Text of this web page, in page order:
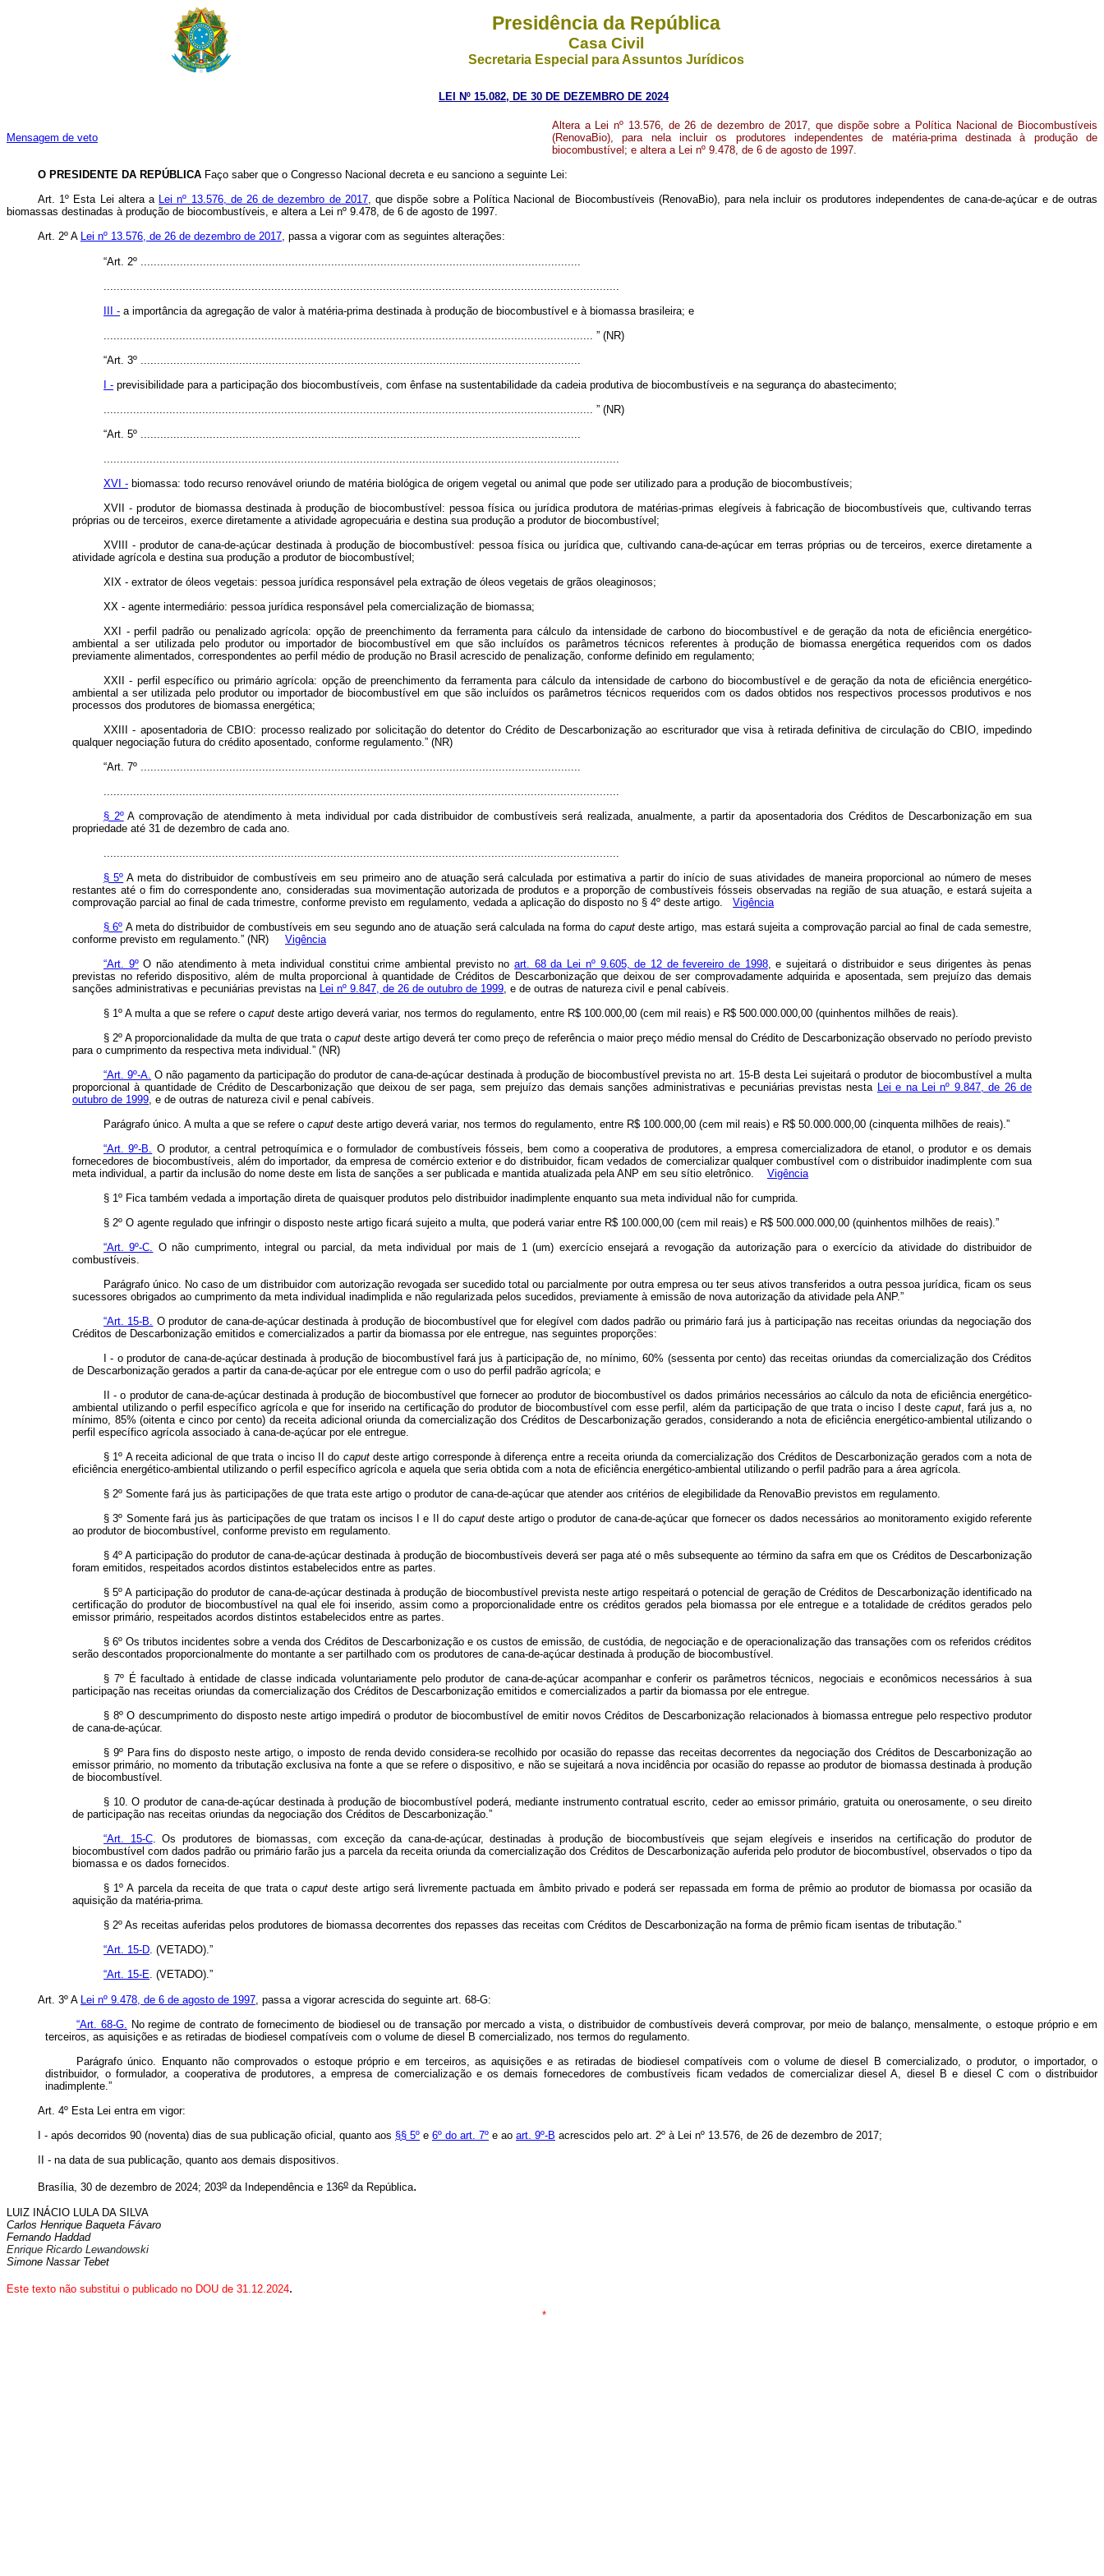
Presidência da República
Casa Civil
Secretaria Especial para Assuntos Jurídicos
LEI Nº 15.082, DE 30 DE DEZEMBRO DE 2024
Mensagem de veto
Altera a Lei nº 13.576, de 26 de dezembro de 2017, que dispõe sobre a Política Nacional de Biocombustíveis
(RenovaBio), para nela incluir os produtores independentes de matéria-prima destinada à produção de
biocombustível; e altera a Lei nº 9.478, de 6 de agosto de 1997.
O PRESIDENTE DA REPÚBLICA Faço saber que o Congresso Nacional decreta e eu sanciono a seguinte Lei:
Art. 1º Esta Lei altera a Lei nº 13.576, de 26 de dezembro de 2017, que dispõe sobre a Política Nacional de Biocombustíveis (RenovaBio), para nela incluir os produtores independentes de cana-de-açúcar e de outras
biomassas destinadas à produção de biocombustíveis, e altera a Lei nº 9.478, de 6 de agosto de 1997.
Art. 2º A Lei nº 13.576, de 26 de dezembro de 2017, passa a vigorar com as seguintes alterações:
“Art. 2º ......................................................................................................................................
.............................................................................................................................................................
III - a importância da agregação de valor à matéria-prima destinada à produção de biocombustível e à biomassa brasileira; e
..................................................................................................................................................... ” (NR)
“Art. 3º ......................................................................................................................................
I - previsibilidade para a participação dos biocombustíveis, com ênfase na sustentabilidade da cadeia produtiva de biocombustíveis e na segurança do abastecimento;
..................................................................................................................................................... ” (NR)
“Art. 5º ......................................................................................................................................
.............................................................................................................................................................
XVI - biomassa: todo recurso renovável oriundo de matéria biológica de origem vegetal ou animal que pode ser utilizado para a produção de biocombustíveis;
XVII - produtor de biomassa destinada à produção de biocombustível: pessoa física ou jurídica produtora de matérias-primas elegíveis à fabricação de biocombustíveis que, cultivando terras
próprias ou de terceiros, exerce diretamente a atividade agropecuária e destina sua produção a produtor de biocombustível;
XVIII - produtor de cana-de-açúcar destinada à produção de biocombustível: pessoa física ou jurídica que, cultivando cana-de-açúcar em terras próprias ou de terceiros, exerce diretamente a
atividade agrícola e destina sua produção a produtor de biocombustível;
XIX - extrator de óleos vegetais: pessoa jurídica responsável pela extração de óleos vegetais de grãos oleaginosos;
XX - agente intermediário: pessoa jurídica responsável pela comercialização de biomassa;
XXI - perfil padrão ou penalizado agrícola: opção de preenchimento da ferramenta para cálculo da intensidade de carbono do biocombustível e de geração da nota de eficiência energético-
ambiental a ser utilizada pelo produtor ou importador de biocombustível em que são incluídos os parâmetros técnicos referentes à produção de biomassa energética requeridos com os dados
previamente alimentados, correspondentes ao perfil médio de produção no Brasil acrescido de penalização, conforme definido em regulamento;
XXII - perfil específico ou primário agrícola: opção de preenchimento da ferramenta para cálculo da intensidade de carbono do biocombustível e de geração da nota de eficiência energético-
ambiental a ser utilizada pelo produtor ou importador de biocombustível em que são incluídos os parâmetros técnicos requeridos com os dados obtidos nos respectivos processos produtivos e nos
processos dos produtores de biomassa energética;
XXIII - aposentadoria de CBIO: processo realizado por solicitação do detentor do Crédito de Descarbonização ao escriturador que visa à retirada definitiva de circulação do CBIO, impedindo
qualquer negociação futura do crédito aposentado, conforme regulamento.” (NR)
“Art. 7º ......................................................................................................................................
.............................................................................................................................................................
§ 2ºA comprovação de atendimento à meta individual por cada distribuidor de combustíveis será realizada, anualmente, a partir da aposentadoria dos Créditos de Descarbonização em sua
propriedade até 31 de dezembro de cada ano.
.............................................................................................................................................................
§ 5º A meta do distribuidor de combustíveis em seu primeiro ano de atuação será calculada por estimativa a partir do início de suas atividades de maneira proporcional ao número de meses
restantes até o fim do correspondente ano, consideradas sua movimentação autorizada de produtos e a proporção de combustíveis fósseis observadas na região de sua atuação, e estará sujeita a
comprovação parcial ao final de cada trimestre, conforme previsto em regulamento, vedada a aplicação do disposto no § 4º deste artigo. Vigência
§ 6º A meta do distribuidor de combustíveis em seu segundo ano de atuação será calculada na forma do caputdeste artigo, mas estará sujeita a comprovação parcial ao final de cada semestre,
conforme previsto em regulamento.” (NR) Vigência
“Art. 9ºO não atendimento à meta individual constitui crime ambiental previsto noart. 68 da Lei nº 9.605, de 12 de fevereiro de 1998, e sujeitará o distribuidor e seus dirigentes às penas
previstas no referido dispositivo, além de multa proporcional à quantidade de Créditos de Descarbonização que deixou de ser comprovadamente adquirida e aposentada, sem prejuízo das demais
sanções administrativas e pecuniárias previstas na Lei nº 9.847, de 26 de outubro de 1999, e de outras de natureza civil e penal cabíveis.
§ 1º A multa a que se refere o caput deste artigo deverá variar, nos termos do regulamento, entre R$ 100.000,00 (cem mil reais) e R$ 500.000.000,00 (quinhentos milhões de reais).
§ 2º A proporcionalidade da multa de que trata o caput deste artigo deverá ter como preço de referência o maior preço médio mensal do Crédito de Descarbonização observado no período previsto
para o cumprimento da respectiva meta individual.” (NR)
“Art. 9º-A. O não pagamento da participação do produtor de cana-de-açúcar destinada à produção de biocombustível prevista no art. 15-B desta Lei sujeitará o produtor de biocombustível a multa
proporcional à quantidade de Crédito de Descarbonização que deixou de ser paga, sem prejuízo das demais sanções administrativas e pecuniárias previstas nesta Lei e na Lei nº 9.847, de 26 de
outubro de 1999, e de outras de natureza civil e penal cabíveis.
Parágrafo único. A multa a que se refere o caput deste artigo deverá variar, nos termos do regulamento, entre R$ 100.000,00 (cem mil reais) e R$ 50.000.000,00 (cinquenta milhões de reais).”
“Art. 9º-B. O produtor, a central petroquímica e o formulador de combustíveis fósseis, bem como a cooperativa de produtores, a empresa comercializadora de etanol, o produtor e os demais
fornecedores de biocombustíveis, além do importador, da empresa de comércio exterior e do distribuidor, ficam vedados de comercializar qualquer combustível com o distribuidor inadimplente com sua
meta individual, a partir da inclusão do nome deste em lista de sanções a ser publicada e mantida atualizada pela ANP em seu sítio eletrônico. Vigência
§ 1º Fica também vedada a importação direta de quaisquer produtos pelo distribuidor inadimplente enquanto sua meta individual não for cumprida.
§ 2º O agente regulado que infringir o disposto neste artigo ficará sujeito a multa, que poderá variar entre R$ 100.000,00 (cem mil reais) e R$ 500.000.000,00 (quinhentos milhões de reais).”
“Art. 9º-C. O não cumprimento, integral ou parcial, da meta individual por mais de 1 (um) exercício ensejará a revogação da autorização para o exercício da atividade do distribuidor de
combustíveis.
Parágrafo único. No caso de um distribuidor com autorização revogada ser sucedido total ou parcialmente por outra empresa ou ter seus ativos transferidos a outra pessoa jurídica, ficam os seus
sucessores obrigados ao cumprimento da meta individual inadimplida e não regularizada pelos sucedidos, previamente à emissão de nova autorização da atividade pela ANP.”
“Art. 15-B. O produtor de cana-de-açúcar destinada à produção de biocombustível que for elegível com dados padrão ou primário fará jus à participação nas receitas oriundas da negociação dos
Créditos de Descarbonização emitidos e comercializados a partir da biomassa por ele entregue, nas seguintes proporções:
I - o produtor de cana-de-açúcar destinada à produção de biocombustível fará jus à participação de, no mínimo, 60% (sessenta por cento) das receitas oriundas da comercialização dos Créditos
de Descarbonização gerados a partir da cana-de-açúcar por ele entregue com o uso do perfil padrão agrícola; e
II - o produtor de cana-de-açúcar destinada à produção de biocombustível que fornecer ao produtor de biocombustível os dados primários necessários ao cálculo da nota de eficiência energético-
ambiental utilizando o perfil específico agrícola e que for inserido na certificação do produtor de biocombustível com esse perfil, além da participação de que trata o inciso I deste caput, fará jus a, no
mínimo, 85% (oitenta e cinco por cento) da receita adicional oriunda da comercialização dos Créditos de Descarbonização gerados, considerando a nota de eficiência energético-ambiental utilizando o
perfil específico agrícola associado à cana-de-açúcar por ele entregue.
§ 1º A receita adicional de que trata o inciso II do caputdeste artigo corresponde à diferença entre a receita oriunda da comercialização dos Créditos de Descarbonização gerados com a nota de
eficiência energético-ambiental utilizando o perfil específico agrícola e aquela que seria obtida com a nota de eficiência energético-ambiental utilizando o perfil padrão para a área agrícola.
§ 2º Somente fará jus às participações de que trata este artigo o produtor de cana-de-açúcar que atender aos critérios de elegibilidade da RenovaBio previstos em regulamento.
§ 3º Somente fará jus às participações de que tratam os incisos I e II do caputdeste artigo o produtor de cana-de-açúcar que fornecer os dados necessários ao monitoramento exigido referente
ao produtor de biocombustível, conforme previsto em regulamento.
§ 4º A participação do produtor de cana-de-açúcar destinada à produção de biocombustíveis deverá ser paga até o mês subsequente ao término da safra em que os Créditos de Descarbonização
foram emitidos, respeitados acordos distintos estabelecidos entre as partes.
§ 5º A participação do produtor de cana-de-açúcar destinada à produção de biocombustível prevista neste artigo respeitará o potencial de geração de Créditos de Descarbonização identificado na
certificação do produtor de biocombustível na qual ele foi inserido, assim como a proporcionalidade entre os créditos gerados pela biomassa por ele entregue e a totalidade de créditos gerados pelo
emissor primário, respeitados acordos distintos estabelecidos entre as partes.
§ 6º Os tributos incidentes sobre a venda dos Créditos de Descarbonização e os custos de emissão, de custódia, de negociação e de operacionalização das transações com os referidos créditos
serão descontados proporcionalmente do montante a ser partilhado com os produtores de cana-de-açúcar destinada à produção de biocombustível.
§ 7º É facultado à entidade de classe indicada voluntariamente pelo produtor de cana-de-açúcar acompanhar e conferir os parâmetros técnicos, negociais e econômicos necessários à sua
participação nas receitas oriundas da comercialização dos Créditos de Descarbonização emitidos e comercializados a partir da biomassa por ele entregue.
§ 8º O descumprimento do disposto neste artigo impedirá o produtor de biocombustível de emitir novos Créditos de Descarbonização relacionados à biomassa entregue pelo respectivo produtor
de cana-de-açúcar.
§ 9º Para fins do disposto neste artigo, o imposto de renda devido considera-se recolhido por ocasião do repasse das receitas decorrentes da negociação dos Créditos de Descarbonização ao
emissor primário, no momento da tributação exclusiva na fonte a que se refere o dispositivo, e não se sujeitará a nova incidência por ocasião do repasse ao produtor de biomassa destinada à produção
de biocombustível.
§ 10. O produtor de cana-de-açúcar destinada à produção de biocombustível poderá, mediante instrumento contratual escrito, ceder ao emissor primário, gratuita ou onerosamente, o seu direito
de participação nas receitas oriundas da negociação dos Créditos de Descarbonização.”
“Art. 15-C. Os produtores de biomassas, com exceção da cana-de-açúcar, destinadas à produção de biocombustíveis que sejam elegíveis e inseridos na certificação do produtor de
biocombustível com dados padrão ou primário farão jus a parcela da receita oriunda da comercialização dos Créditos de Descarbonização auferida pelo produtor de biocombustível, observados o tipo da
biomassa e os dados fornecidos.
§ 1º A parcela da receita de que trata ocaput deste artigo será livremente pactuada em âmbito privado e poderá ser repassada em forma de prêmio ao produtor de biomassa por ocasião da
aquisição da matéria-prima.
§ 2º As receitas auferidas pelos produtores de biomassa decorrentes dos repasses das receitas com Créditos de Descarbonização na forma de prêmio ficam isentas de tributação.”
“Art. 15-D. (VETADO).”
“Art. 15-E. (VETADO).”
Art. 3º A Lei nº 9.478, de 6 de agosto de 1997, passa a vigorar acrescida do seguinte art. 68-G:
“Art. 68-G. No regime de contrato de fornecimento de biodiesel ou de transação por mercado a vista, o distribuidor de combustíveis deverá comprovar, por meio de balanço, mensalmente, o estoque próprio e em
terceiros, as aquisições e as retiradas de biodiesel compatíveis com o volume de diesel B comercializado, nos termos do regulamento.
Parágrafo único. Enquanto não comprovados o estoque próprio e em terceiros, as aquisições e as retiradas de biodiesel compatíveis com o volume de diesel B comercializado, o produtor, o importador, o
distribuidor, o formulador, a cooperativa de produtores, a empresa de comercialização e os demais fornecedores de combustíveis ficam vedados de comercializar diesel A, diesel B e diesel C com o distribuidor
inadimplente.”
Art. 4º Esta Lei entra em vigor:
I - após decorridos 90 (noventa) dias de sua publicação oficial, quanto aos §§ 5º e 6º do art. 7º e ao art. 9º-B acrescidos pelo art. 2º à Lei nº 13.576, de 26 de dezembro de 2017;
II - na data de sua publicação, quanto aos demais dispositivos.
Brasília, 30 de dezembro de 2024; 203o da Independência e 136o da República.
LUIZ INÁCIO LULA DA SILVA
Carlos Henrique Baqueta Fávaro
Fernando Haddad
Enrique Ricardo Lewandowski
Simone Nassar Tebet
Este texto não substitui o publicado no DOU de 31.12.2024.
*